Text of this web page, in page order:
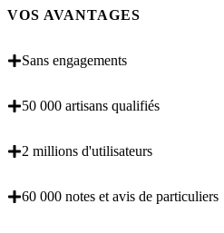
VOS AVANTAGES
Sans engagements
50 000 artisans qualifiés
2 millions d'utilisateurs
60 000 notes et avis de particuliers